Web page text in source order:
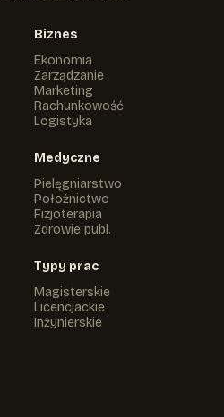
Biznes
Ekonomia
Zarządzanie
Marketing
Rachunkowość
Logistyka
Medyczne
Pielęgniarstwo
Położnictwo
Fizjoterapia
Zdrowie publ.
Typy prac
Magisterskie
Licencjackie
Inżynierskie